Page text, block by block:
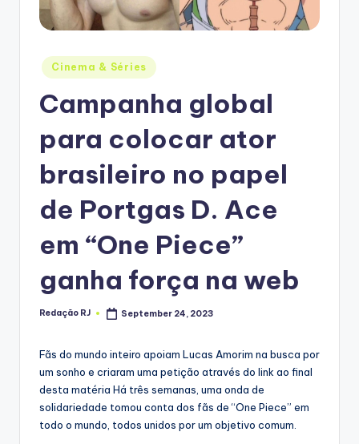
Posted
in
Cinema & Séries
Campanha global
para colocar ator
brasileiro no papel
de Portgas D. Ace
em “One Piece”
ganha força na web
Posted
Redação RJ September 24, 2023
Fãs do mundo inteiro apoiam Lucas Amorim na busca por
um sonho e criaram uma petição através do link ao final
desta matéria Há três semanas, uma onda de
solidariedade tomou conta dos fãs de “One Piece” em
todo o mundo, todos unidos por um objetivo comum.